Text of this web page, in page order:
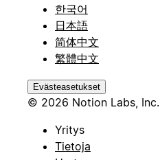
한국어
日本語
简体中文
繁體中文
Evästeasetukset
© 2026 Notion Labs, Inc.
Yritys
Tietoja